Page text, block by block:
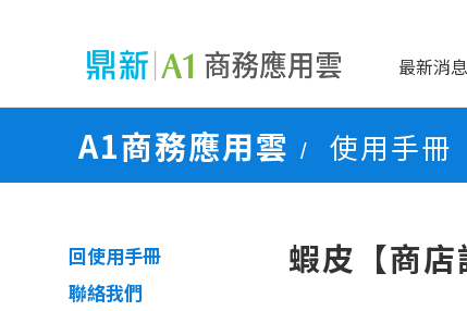
最新消息
A1商務應用雲 / 使用手冊
回使用手冊
聯絡我們
蝦皮【商